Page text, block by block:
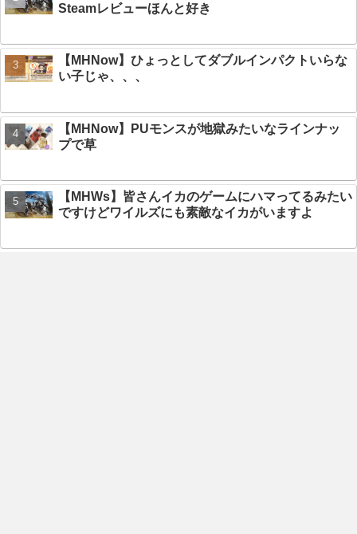
Steamレビューほんと好き
【MHNow】ひょっとしてダブルインパクトいらな
い子じゃ、、、
【MHNow】PUモンスが地獄みたいなラインナッ
プで草
【MHWs】皆さんイカのゲームにハマってるみたい
ですけどワイルズにも素敵なイカがいますよ